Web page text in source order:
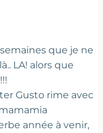
que je ne
LA! alors que
Gusto rime avec
année à venir,